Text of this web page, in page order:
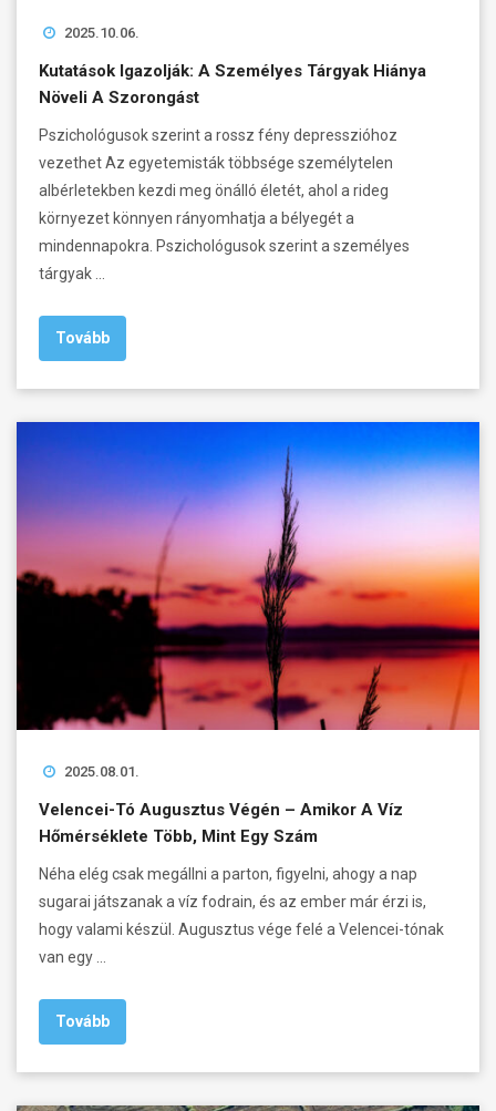
2025.10.06.
Kutatások Igazolják: A Személyes Tárgyak Hiánya
Növeli A Szorongást
Pszichológusok szerint a rossz fény depresszióhoz
vezethet Az egyetemisták többsége személytelen
albérletekben kezdi meg önálló életét, ahol a rideg
környezet könnyen rányomhatja a bélyegét a
mindennapokra. Pszichológusok szerint a személyes
tárgyak …
Tovább
2025.08.01.
Velencei-Tó Augusztus Végén – Amikor A Víz
Hőmérséklete Több, Mint Egy Szám
Néha elég csak megállni a parton, figyelni, ahogy a nap
sugarai játszanak a víz fodrain, és az ember már érzi is,
hogy valami készül. Augusztus vége felé a Velencei-tónak
van egy …
Tovább